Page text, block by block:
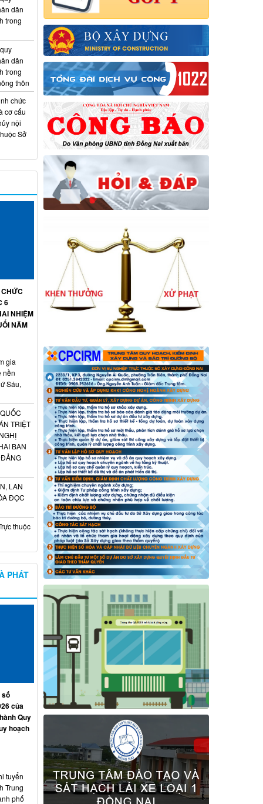
dân
trong
dân
trong
thôn
chức
cơ cấu
nội
Sở
6
NHIỆM
NĂM
gia
nền
Sáu,
TRIỆT
BAN
LAN
ĐỌC
thuộc
PHÁT
số
của
Quy
hoạch
tuyển
Trung
phố